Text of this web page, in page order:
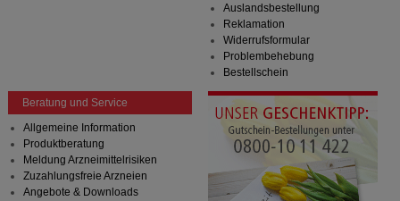
Auslandsbestellung
Reklamation
Widerrufsformular
Problembehebung
Bestellschein
Beratung und Service
Allgemeine Information
Produktberatung
Meldung Arzneimittelrisiken
Zuzahlungsfreie Arzneien
Angebote & Downloads